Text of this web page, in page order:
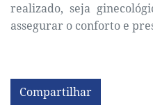
realizado, seja
assegurar o conforto e
Compartilhar